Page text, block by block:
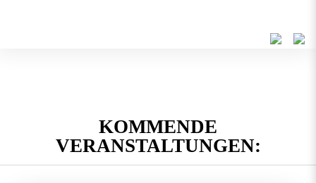
KOMMENDE
VERANSTALTUNGEN: